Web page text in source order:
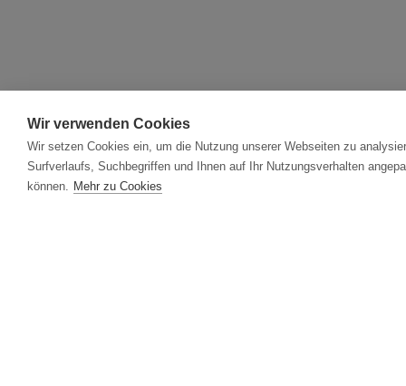
Wir verwenden Cookies
Wir setzen Cookies ein, um die Nutzung unserer Webseiten zu
Surfverlaufs, Suchbegriffen und Ihnen auf Ihr Nutzungsverhalten
können. Mehr zu Cookies